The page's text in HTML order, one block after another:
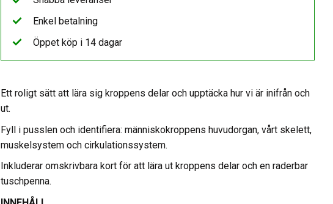
Ett roligt sätt att lära sig kroppens delar och upptäcka hur vi är inifrån och
ut.
Fyll i pusslen och identifiera: människokroppens huvudorgan, vårt skelett,
muskelsystem och cirkulationssystem.
Inkluderar omskrivbara kort för att lära ut kroppens delar och en raderbar
tuschpenna.
Enkel betalning
Öppet köp i 14 dagar